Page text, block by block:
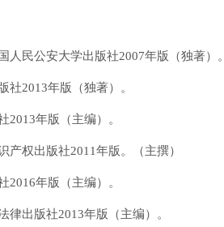
人民公安大学出版社2007年版（独著）。
社2013年版（独著）。
2013年版（主编）。
权出版社2011年版。（主撰）
2016年版（主编）。
律出版社2013年版（主编）。